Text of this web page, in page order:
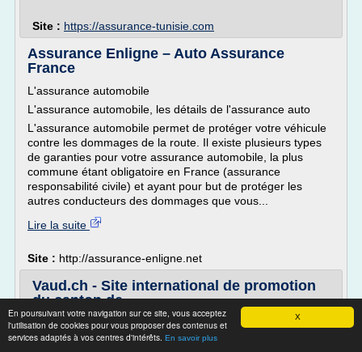
X
En poursuivant votre navigation sur ce site, vous acceptez
l'utilisation de cookies pour vous proposer des contenus et
services adaptés à vos centres d'intérêts. En savoir plus
Site : https://assurance-tunisie.com
Assurance Enligne – Auto Assurance
France
L'assurance automobile
L'assurance automobile, les détails de l'assurance auto
L'assurance automobile permet de protéger votre véhicule
contre les dommages de la route. Il existe plusieurs types
de garanties pour votre assurance automobile, la plus
commune étant obligatoire en France (assurance
responsabilité civile) et ayant pour but de protéger les
autres conducteurs des dommages que vous...
Lire la suite
Site : http://assurance-enligne.net
Vaud.ch - Site international de promotion
du canton de ...
Assurances obligatoires - Description
Assurance maladie de base